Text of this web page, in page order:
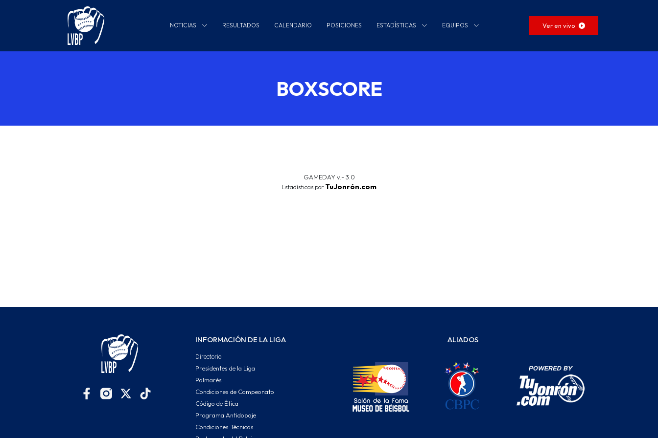
NOTICIAS RESULTADOS CALENDARIO POSICIONES ESTADÍSTICAS EQUIPOS Ver en vivo
BOXSCORE
GAMEDAY v.- 3.0
Estadísticas por TuJonrón.com
INFORMACIÓN DE LA LIGA
Directorio
Presidentes de la Liga
Palmarés
Condiciones de Campeonato
Código de Ética
Programa Antidopaje
Condiciones Técnicas
ALIADOS